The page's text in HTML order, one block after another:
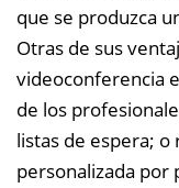
que se produzca
Otras de sus
videoconferencia
de los
listas de espera;
personalizada por